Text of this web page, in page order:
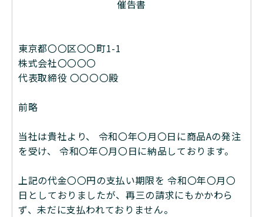
催告書
東京都〇〇区〇〇町1-1
株式会社〇〇〇〇
代表取締役 〇〇〇〇殿
前略
当社は貴社より、 令和〇年〇⽉〇⽇に商品Aの発注
を受け、 令和〇年〇⽉〇⽇に納品しております。
上記の代金〇〇円の支払い期限を 令和〇年〇⽉〇
⽇としておりましたが、再三の請求にもかかわら
ず、未だに⽀払われておりません。